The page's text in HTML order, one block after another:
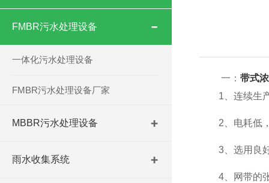
FMBR污水处理设备
一体化污水处理设备
FMBR污水处理设备厂家
MBBR污水处理设备
雨水收集系统
一： 带式
1、连续生产
2、电耗低，
3、选用良好
4、网带的张